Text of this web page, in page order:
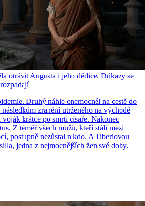
otrávit Augusta i jeho dědice. Důkazy se
Druhý náhle onemocněl na cestě do
zranění utrženého na východě
krátce po smrti císaře. Nakonec
Z téměř všech mužů, kteří stáli mezi
postupně nezůstal nikdo. A Tiberiovou
jedna z nejmocnějších žen své doby.